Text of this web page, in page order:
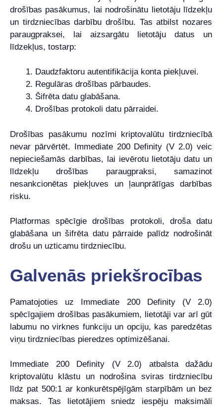
drošības pasākumus, lai nodrošinātu lietotāju līdzekļu
un tirdzniecības darbību drošību. Tas atbilst nozares
paraugpraksei, lai aizsargātu lietotāju datus un
līdzekļus, tostarp:
Daudzfaktoru autentifikācija konta piekļuvei.
Regulāras drošības pārbaudes.
Šifrēta datu glabāšana.
Drošības protokoli datu pārraidei.
Drošības pasākumu nozīmi kriptovalūtu tirdzniecībā
nevar pārvērtēt. Immediate 200 Definity (V 2.0) veic
nepieciešamās darbības, lai ievērotu lietotāju datu un
līdzekļu drošības paraugpraksi, samazinot
nesankcionētas piekļuves un ļaunprātīgas darbības
risku.
Platformas spēcīgie drošības protokoli, droša datu
glabāšana un šifrēta datu pārraide palīdz nodrošināt
drošu un uzticamu tirdzniecību.
Galvenās priekšrocības
Pamatojoties uz Immediate 200 Definity (V 2.0)
spēcīgajiem drošības pasākumiem, lietotāji var arī gūt
labumu no virknes funkciju un opciju, kas paredzētas
viņu tirdzniecības pieredzes optimizēšanai.
Immediate 200 Definity (V 2.0) atbalsta dažādu
kriptovalūtu klāstu un nodrošina sviras tirdzniecību
līdz pat 500:1 ar konkurētspējīgām starpībām un bez
maksas. Tas lietotājiem sniedz iespēju maksimāli